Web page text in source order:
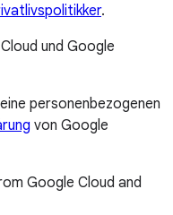
.
und Google
personenbezogenen
von Google
Google Cloud and